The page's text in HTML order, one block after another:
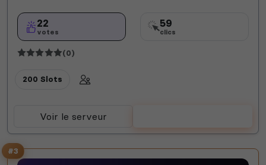
22
votes
59
clics
(0)
200 Slots
Voir le serveur
#3